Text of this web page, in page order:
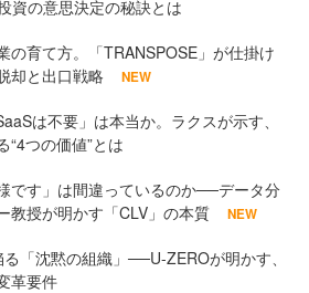
資の意思決定の秘訣とは
の育て方。「TRANSPOSE」が仕掛け
却と出口戦略
NEW
は不要」は本当か。ラクスが示す、
“4つの価値”とは
です」は間違っているのか──データ分
教授が明かす「CLV」の本質
NEW
「沈黙の組織」──U-ZEROが明かす、
革要件